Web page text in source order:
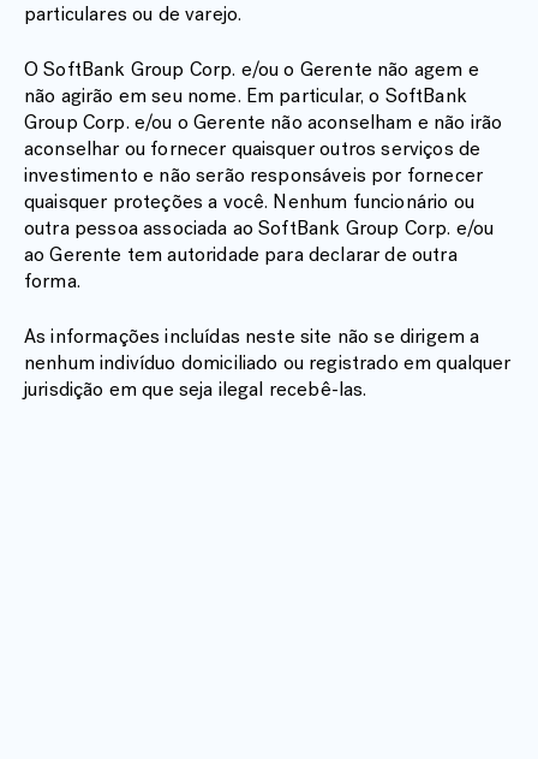
particulares ou de varejo.
O SoftBank Group Corp. e/ou o Gerente não agem e
não agirão em seu nome. Em particular, o SoftBank
Group Corp. e/ou o Gerente não aconselham e não irão
aconselhar ou fornecer quaisquer outros serviços de
investimento e não serão responsáveis por fornecer
quaisquer proteções a você. Nenhum funcionário ou
outra pessoa associada ao SoftBank Group Corp. e/ou
ao Gerente tem autoridade para declarar de outra
forma.
As informações incluídas neste site não se dirigem a
nenhum indivíduo domiciliado ou registrado em qualquer
jurisdição em que seja ilegal recebê-las.